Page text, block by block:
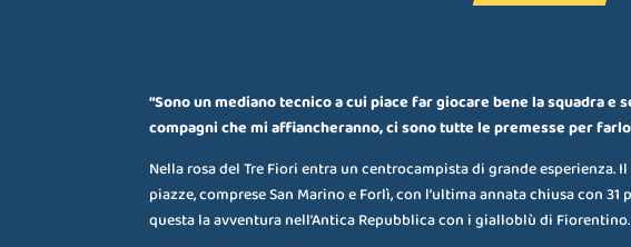
“Sono un mediano tecnico a cui piace far giocare bene la squadra
compagni che mi affiancheranno, ci sono tutte le premesse per
Nella rosa del Tre Fiori entra un centrocampista di grande esperienza.
piazze, comprese San Marino e Forlì, con l’ultima annata chiusa con
questa la avventura nell’Antica Repubblica con i gialloblù di Fiorentino.